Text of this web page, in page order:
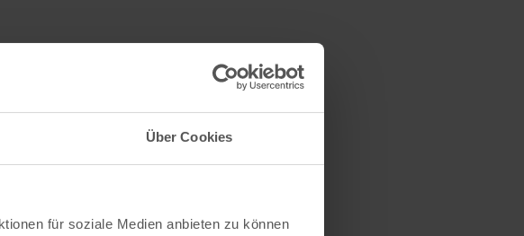
Über Cookies
für soziale Medien anbieten zu können